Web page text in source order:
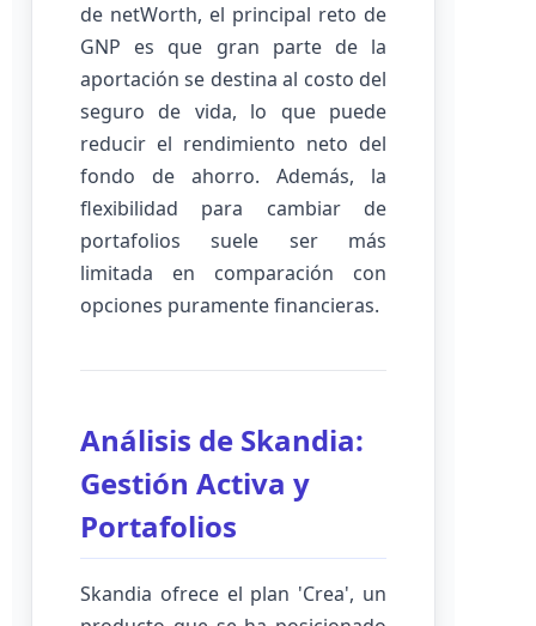
de netWorth, el principal reto de
GNP es que gran parte de la
aportación se destina al costo del
seguro de vida, lo que puede
reducir el rendimiento neto del
fondo de ahorro. Además, la
flexibilidad para cambiar de
portafolios suele ser más
limitada en comparación con
opciones puramente financieras.
Análisis de Skandia:
Gestión Activa y
Portafolios
Skandia ofrece el plan 'Crea', un